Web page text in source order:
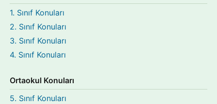
1. Sınıf Konuları
2. Sınıf Konuları
3. Sınıf Konuları
4. Sınıf Konuları
Ortaokul Konuları
5. Sınıf Konuları